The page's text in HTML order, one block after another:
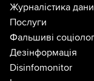
Журналістика
Послуги
Фальшиві
Дезінформація
Disinfomonitor